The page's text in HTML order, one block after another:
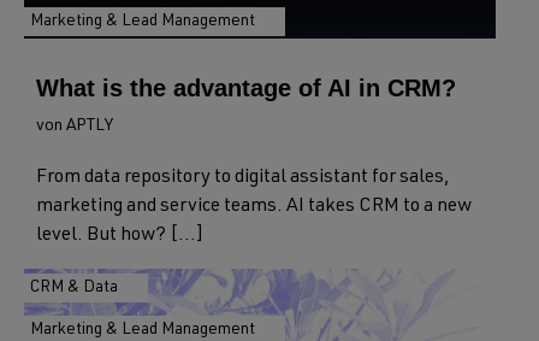
Marketing & Lead Management
What is the advantage of AI in CRM?
von APTLY
From data repository to digital assistant for sales,
marketing and service teams. AI takes CRM to a new
level. But how? [...]
CRM & Data
Marketing & Lead Management